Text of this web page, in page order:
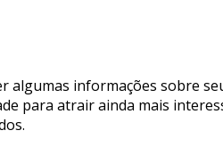
algumas informações sobre
para atrair ainda mais